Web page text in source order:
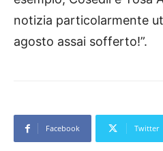
notizia particolarmente
agosto assai sofferto!”.
Facebook Twitter